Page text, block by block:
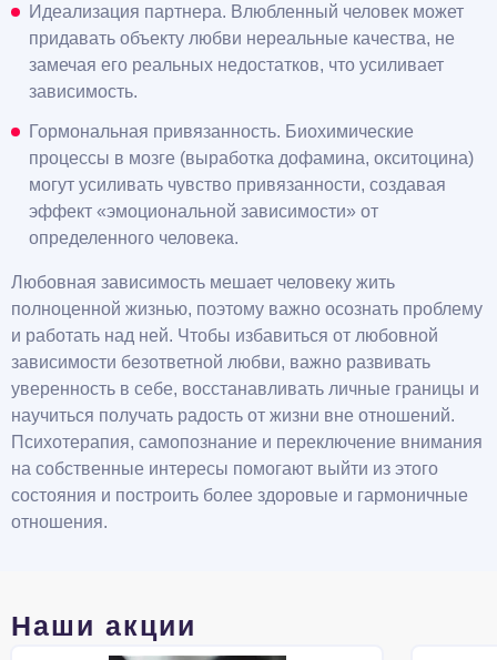
Идеализация партнера. Влюбленный человек может
придавать объекту любви нереальные качества, не
замечая его реальных недостатков, что усиливает
зависимость.
Гормональная привязанность. Биохимические
процессы в мозге (выработка дофамина, окситоцина)
могут усиливать чувство привязанности, создавая
эффект «эмоциональной зависимости» от
определенного человека.
Любовная зависимость мешает человеку жить
полноценной жизнью, поэтому важно осознать проблему
и работать над ней. Чтобы избавиться от любовной
зависимости безответной любви, важно развивать
уверенность в себе, восстанавливать личные границы и
научиться получать радость от жизни вне отношений.
Психотерапия, самопознание и переключение внимания
на собственные интересы помогают выйти из этого
состояния и построить более здоровые и гармоничные
отношения.
Наши акции